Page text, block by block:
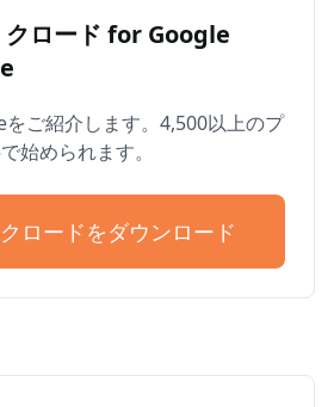
ロード for Google
ご紹介します。4,500以上のプ
始められます。
ロードをダウンロード